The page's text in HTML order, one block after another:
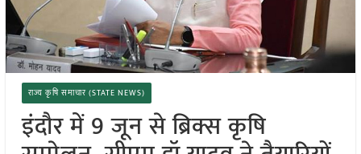
राज्य कृषि समाचार (STATE NEWS)
इंदौर में 9 जून से ब्रिक्स कृषि